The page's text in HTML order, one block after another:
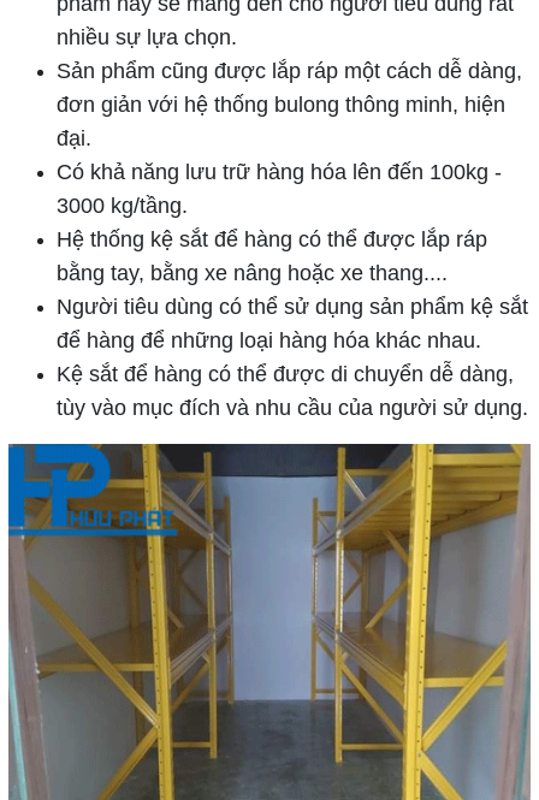
nhiều sự lựa chọn.
Sản phẩm cũng được lắp ráp một cách dễ dàng,
đơn giản với hệ thống bulong thông minh, hiện
đại.
Có khả năng lưu trữ hàng hóa lên đến 100kg -
3000 kg/tầng.
Hệ thống kệ sắt để hàng có thể được lắp ráp
bằng tay, bằng xe nâng hoặc xe thang....
Người tiêu dùng có thể sử dụng sản phẩm kệ sắt
để hàng để những loại hàng hóa khác nhau.
Kệ sắt để hàng có thể được di chuyển dễ dàng,
tùy vào mục đích và nhu cầu của người sử dụng.